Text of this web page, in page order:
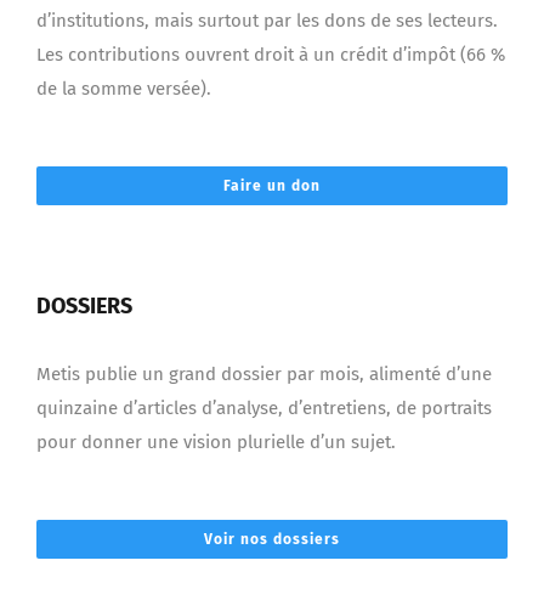
d’institutions, mais surtout par les dons de ses lecteurs.
Les contributions ouvrent droit à un crédit d’impôt (66 %
de la somme versée).
Faire un don
DOSSIERS
Metis publie un grand dossier par mois, alimenté d’une
quinzaine d’articles d’analyse, d’entretiens, de portraits
pour donner une vision plurielle d’un sujet.
Voir nos dossiers